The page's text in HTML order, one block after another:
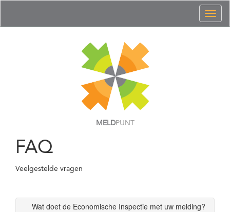
MELDPUNT
FAQ
Veelgestelde vragen
Wat doet de Economische Inspectie met uw melding?